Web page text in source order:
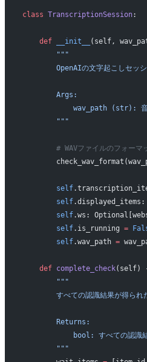
class TranscriptionSession:
    def
__init__ (self,
        """
OpenAIの文字起こしセッシ
        Args:
wav_path (str): 音
        """
# WAVファイルのフォーマ
        self
        self
        self
.ws:
        self
.is_running =
        self
.wav_path =
    def
complete_check(self)
        """
すべての認識結果が得られ
        Returns:
bool: すべての認識
        """